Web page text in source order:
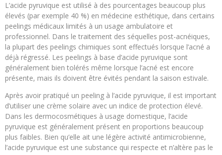
L’acide pyruvique est utilisé à des pourcentages beaucoup plus
élevés (par exemple 40 %) en médecine esthétique, dans certains
peelings médicaux limités à un usage ambulatoire et
professionnel. Dans le traitement des séquelles post-acnéiques,
la plupart des peelings chimiques sont effectués lorsque l’acné a
déjà régressé. Les peelings à base d’acide pyruvique sont
généralement bien tolérés même lorsque l’acné est encore
présente, mais ils doivent être évités pendant la saison estivale.
Après avoir pratiqué un peeling à l’acide pyruvique, il est important
d’utiliser une crème solaire avec un indice de protection élevé.
Dans les dermocosmétiques à usage domestique, l’acide
pyruvique est généralement présent en proportions beaucoup
plus faibles. Bien qu’elle ait une légère activité antimicrobienne,
l’acide pyruvique est une substance qui respecte et n’altère pas le